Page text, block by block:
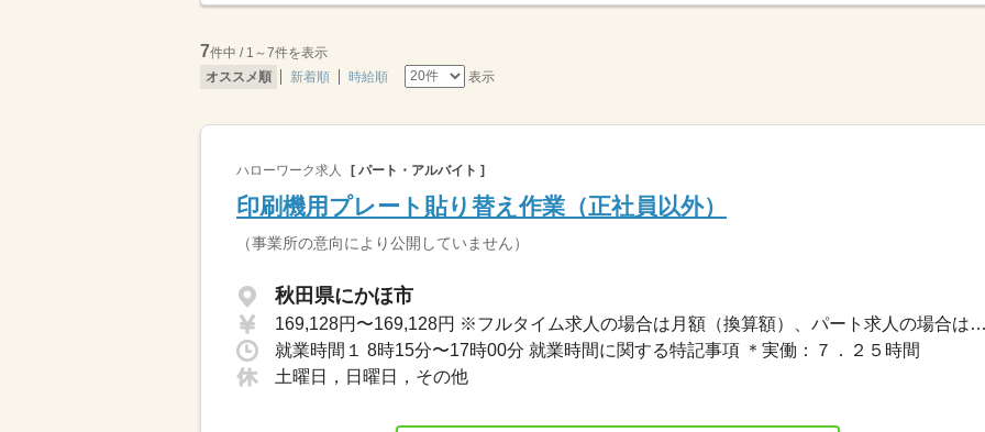
7件中 / 1～7件を表示
オススメ順
新着順 時給順 表示
ハローワーク求人 [ パート・アルバイト ]
印刷機用プレート貼り替え作業（正社員以外）
（事業所の意向により公開していません）
秋田県にかほ市
169,128円〜169,128円 ※フルタイム求人の場合は月額（換算額）、パート求人の場合は時間額を表示しています。
就業時間１ 8時15分〜17時00分 就業時間に関する特記事項 ＊実働：７．２５時間
土曜日，日曜日，その他